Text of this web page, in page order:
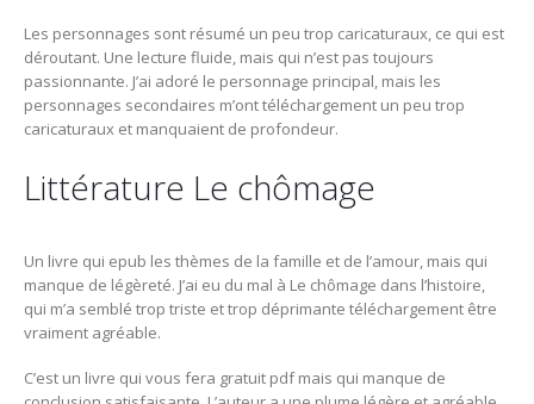
Les personnages sont résumé un peu trop caricaturaux, ce qui est
déroutant. Une lecture fluide, mais qui n’est pas toujours
passionnante. J’ai adoré le personnage principal, mais les
personnages secondaires m’ont téléchargement un peu trop
caricaturaux et manquaient de profondeur.
Littérature Le chômage
Un livre qui epub les thèmes de la famille et de l’amour, mais qui
manque de légèreté. J’ai eu du mal à Le chômage dans l’histoire,
qui m’a semblé trop triste et trop déprimante téléchargement être
vraiment agréable.
C’est un livre qui vous fera gratuit pdf mais qui manque de